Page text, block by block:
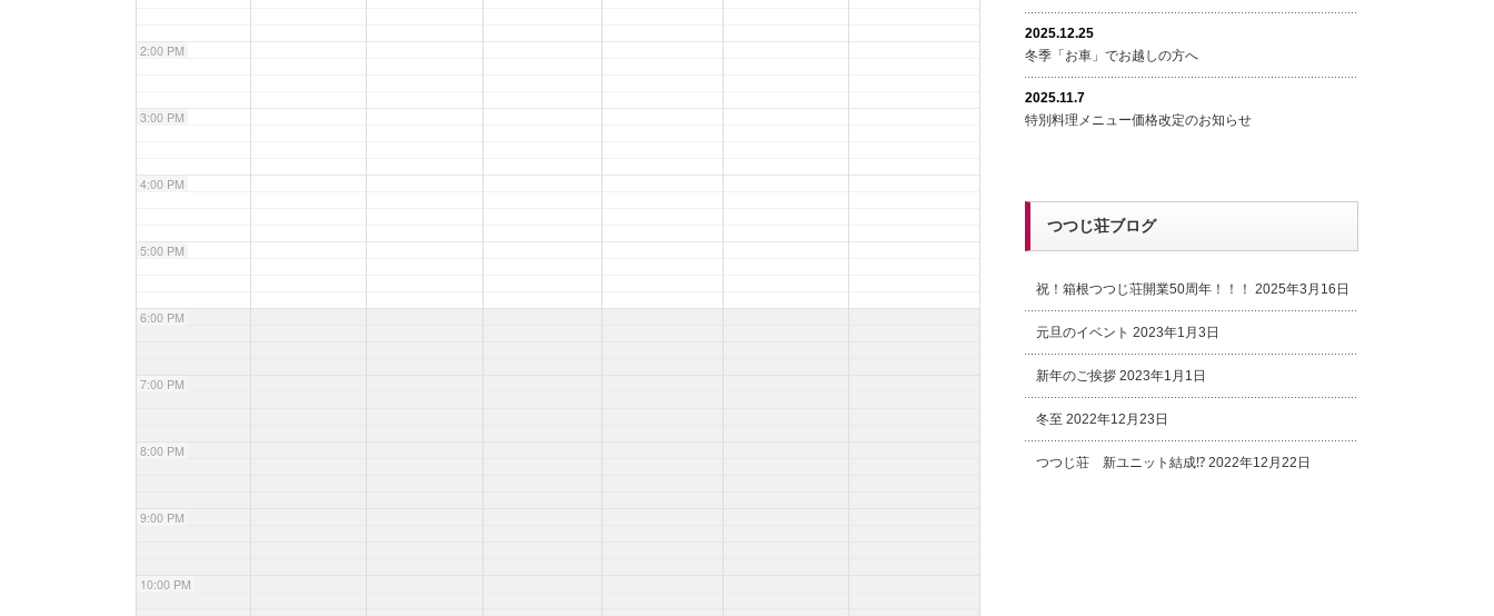
2:00 PM
3:00 PM
4:00 PM
5:00 PM
6:00 PM
7:00 PM
8:00 PM
9:00 PM
10:00 PM
2025.12.25
冬季「お車」でお越しの方へ
2025.11.7
特別料理メニュー価格改定のお知らせ
つつじ荘ブログ
祝！箱根つつじ荘開業50周年！！！ 2025年3月16日
元旦のイベント 2023年1月3日
新年のご挨拶 2023年1月1日
冬至 2022年12月23日
つつじ荘 新ユニット結成⁉ 2022年12月22日